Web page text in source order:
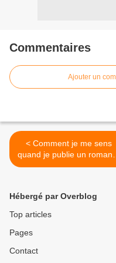
Commentaires
Ajouter un
< Comment je me sens
quand je publie un roman ?
#REBELS2
Hébergé par Overblog
Top articles
Pages
Contact